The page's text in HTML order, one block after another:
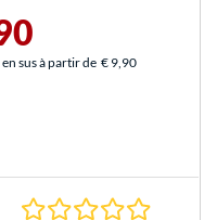
sus à partir de € 9,90